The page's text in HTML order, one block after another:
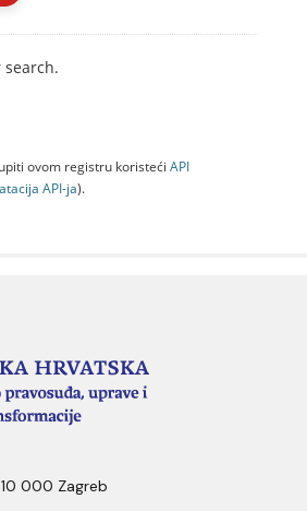
search.
ovom registru koristeći API
API-jа).